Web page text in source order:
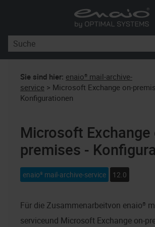
Skip To Main Content
Sie sind hier: enaio® mail-archive-
service > Microsoft Exchange on-
Konfigurationen
Microsoft Exchange
premises -
enaio® mail-archive-service 12.0
Für die Zusammenarbeitvon enaio®
serviceund Microsoft Exchange on-